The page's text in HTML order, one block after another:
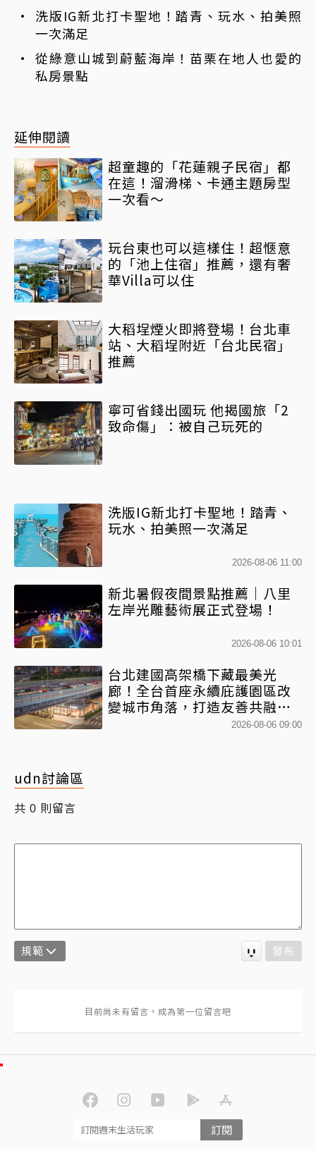
洗版IG新北打卡聖地！踏青、玩水、拍美照
一次滿足
從綠意山城到蔚藍海岸！苗栗在地人也愛的
私房景點
延伸閱讀
超童趣的「花蓮親子民宿」都
在這！溜滑梯、卡通主題房型
一次看～
玩台東也可以這樣住！超愜意
的「池上住宿」推薦，還有奢
華Villa可以住
大稻埕煙火即將登場！台北車
站、大稻埕附近「台北民宿」
推薦
寧可省錢出國玩 他揭國旅「2
致命傷」：被自己玩死的
洗版IG新北打卡聖地！踏青、
玩水、拍美照一次滿足
2026-08-06 11:00
新北暑假夜間景點推薦｜八里
左岸光雕藝術展正式登場！
2026-08-06 10:01
台北建國高架橋下藏最美光
廊！全台首座永續庇護園區改
變城市角落，打造友善共融新
2026-08-06 09:00
udn討論區
共 0 則留言
規範 發布
訂閱